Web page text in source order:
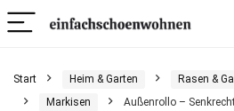
Start Heim & Garten Rasen &
Markisen
Außenrollo –